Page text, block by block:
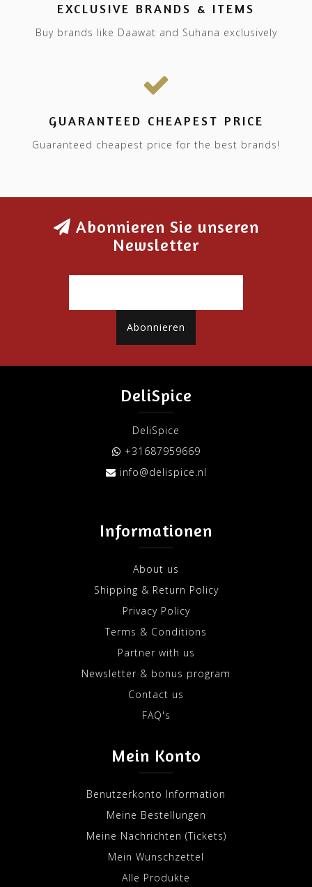
EXCLUSIVE BRANDS & ITEMS
Buy brands like Daawat and Suhana exclusively
GUARANTEED CHEAPEST PRICE
Guaranteed cheapest price for the best brands!
Abonnieren Sie unseren
Newsletter
Abonnieren
DeliSpice
DeliSpice
+31687959669
info@delispice.nl
Informationen
About us
Shipping & Return Policy
Privacy Policy
Terms & Conditions
Partner with us
Newsletter & bonus program
Contact us
FAQ's
Mein Konto
Benutzerkonto Information
Meine Bestellungen
Meine Nachrichten (Tickets)
Mein Wunschzettel
Alle Produkte